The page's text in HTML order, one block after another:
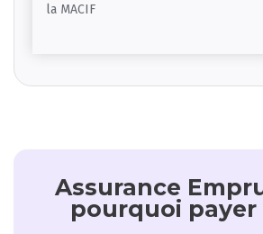
la MACIF
Assurance
pourquoi payer